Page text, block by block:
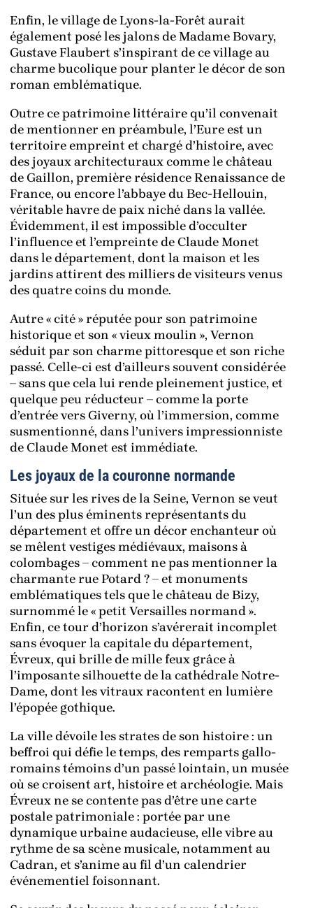
Enfin, le village de Lyons-la-Forêt aurait
également posé les jalons de Madame Bovary,
Gustave Flaubert s’inspirant de ce village au
charme bucolique pour planter le décor de son
roman emblématique.
Outre ce patrimoine littéraire qu’il convenait
de mentionner en préambule, l’Eure est un
territoire empreint et chargé d’histoire, avec
des joyaux architecturaux comme le château
de Gaillon, première résidence Renaissance de
France, ou encore l’abbaye du Bec-Hellouin,
véritable havre de paix niché dans la vallée.
Évidemment, il est impossible d’occulter
l’influence et l’empreinte de Claude Monet
dans le département, dont la maison et les
jardins attirent des milliers de visiteurs venus
des quatre coins du monde.
Autre « cité » réputée pour son patrimoine
historique et son « vieux moulin », Vernon
séduit par son charme pittoresque et son riche
passé. Celle-ci est d’ailleurs souvent considérée
– sans que cela lui rende pleinement justice, et
quelque peu réducteur – comme la porte
d’entrée vers Giverny, où l’immersion, comme
susmentionné, dans l’univers impressionniste
de Claude Monet est immédiate.
Les joyaux de la couronne normande
Située sur les rives de la Seine, Vernon se veut
l’un des plus éminents représentants du
département et offre un décor enchanteur où
se mêlent vestiges médiévaux, maisons à
colombages – comment ne pas mentionner la
charmante rue Potard ? – et monuments
emblématiques tels que le château de Bizy,
surnommé le « petit Versailles normand ».
Enfin, ce tour d’horizon s’avérerait incomplet
sans évoquer la capitale du département,
Évreux, qui brille de mille feux grâce à
l’imposante silhouette de la cathédrale Notre-
Dame, dont les vitraux racontent en lumière
l’épopée gothique.
La ville dévoile les strates de son histoire : un
beffroi qui défie le temps, des remparts gallo-
romains témoins d’un passé lointain, un musée
où se croisent art, histoire et archéologie. Mais
Évreux ne se contente pas d’être une carte
postale patrimoniale : portée par une
dynamique urbaine audacieuse, elle vibre au
rythme de sa scène musicale, notamment au
Cadran, et s’anime au fil d’un calendrier
événementiel foisonnant.